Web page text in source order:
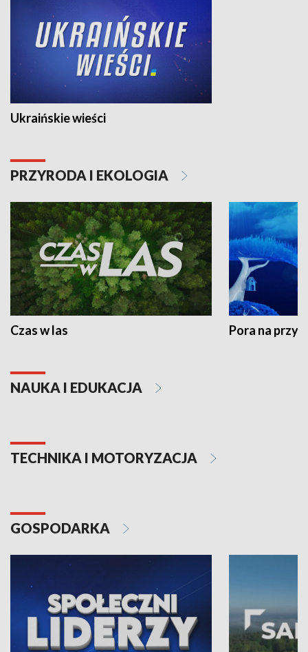
Ukraińskie wieści
PRZYRODA I EKOLOGIA
Czas w las Pora na
NAUKA I EDUKACJA
TECHNIKA I MOTORYZACJA
GOSPODARKA